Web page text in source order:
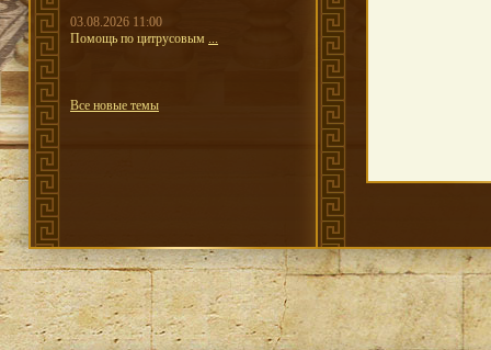
03.08.2026 11:00
Помощь по цитрусовым ...
Все новые темы